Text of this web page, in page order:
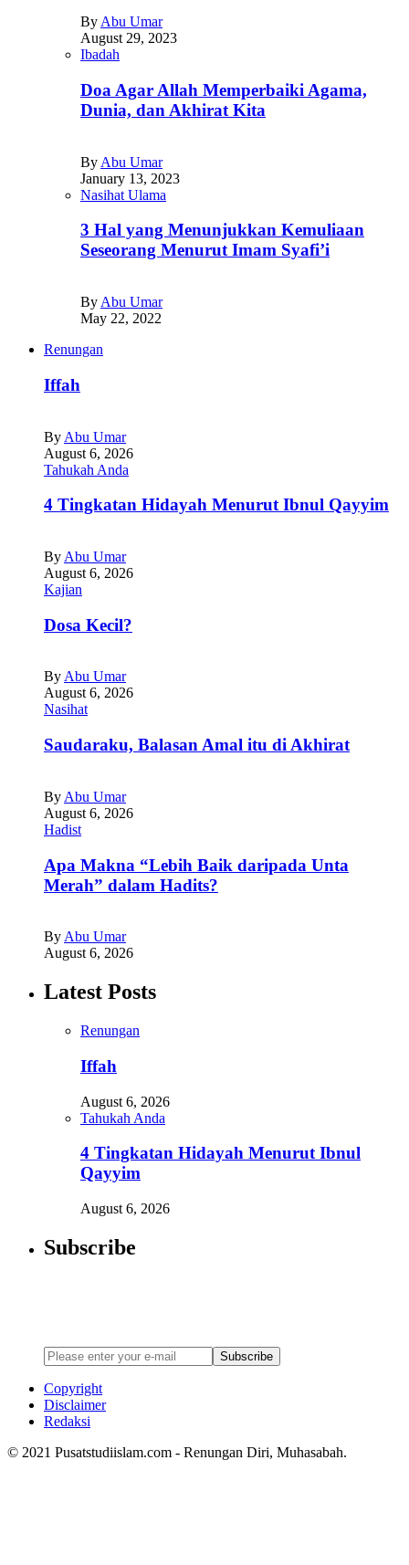
By Abu Umar
August 29, 2023
Ibadah
Doa Agar Allah Memperbaiki Agama,
Dunia, dan Akhirat Kita
By Abu Umar
January 13, 2023
Nasihat Ulama
3 Hal yang Menunjukkan Kemuliaan
Seseorang Menurut Imam Syafi’i
By Abu Umar
May 22, 2022
Renungan
Iffah
By Abu Umar
August 6, 2026
Tahukah Anda
4 Tingkatan Hidayah Menurut Ibnul Qayyim
By Abu Umar
August 6, 2026
Kajian
Dosa Kecil?
ByAbu Umar
August 6, 2026
Nasihat
Saudaraku, Balasan Amal itu di Akhirat
By Abu Umar
August 6, 2026
Hadist
Apa Makna “Lebih Baik daripada Unta
Merah” dalam Hadits?
By Abu Umar
August 6, 2026
Latest Posts
Renungan
Iffah
August 6, 2026
Tahukah Anda
4 Tingkatan Hidayah Menurut Ibnul
Qayyim
August 6, 2026
Subscribe
Subscribe
Copyright
Disclaimer
Redaksi
© 2021 Pusatstudiislam.com - Renungan Diri, Muhasabah.